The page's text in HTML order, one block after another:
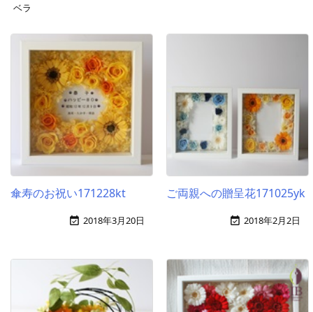
ベラ
傘寿のお祝い171228kt
 2018年3月20日
ご両親への贈呈花171025yk
 2018年2月2日